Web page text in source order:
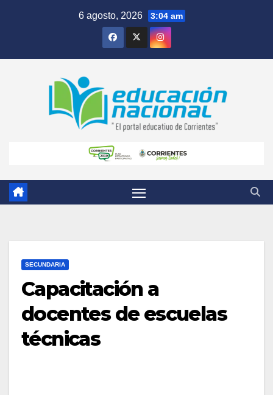
6 agosto, 2026 3:04 am
SECUNDARIA
Capacitación a
docentes de escuelas
técnicas